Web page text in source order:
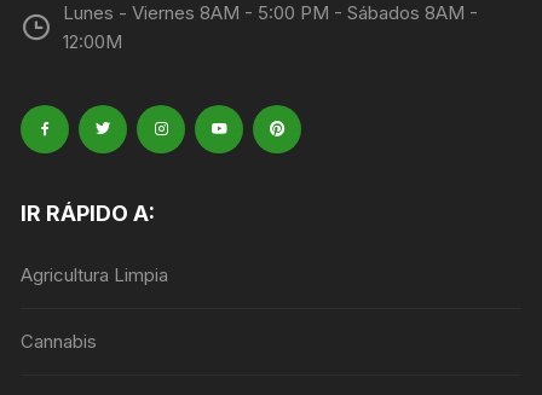
Lunes - Viernes 8AM - 5:00 PM - Sábados 8AM -
12:00M
IR RÁPIDO A:
Agricultura Limpia
Cannabis